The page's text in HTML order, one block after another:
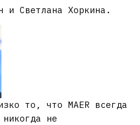
и Светлана Хоркина.
то, что MAER всегда
не